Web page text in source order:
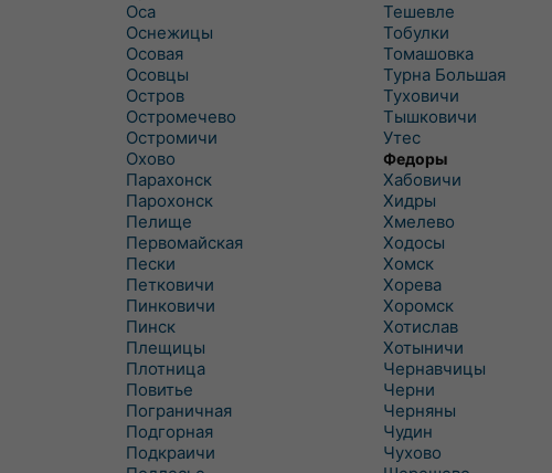
Оса
Оснежицы
Осовая
Осовцы
Остров
Остромечево
Остромичи
Охово
Парахонск
Парохонск
Пелище
Первомайская
Пески
Петковичи
Пинковичи
Пинск
Плещицы
Плотница
Повитье
Пограничная
Подгорная
Подкраичи
Тешевле
Тобулки
Томашовка
Турна Большая
Туховичи
Тышковичи
Утес
Федоры
Хабовичи
Хидры
Хмелево
Ходосы
Хомск
Хорева
Хоромск
Хотислав
Хотыничи
Чернавчицы
Черни
Черняны
Чудин
Чухово